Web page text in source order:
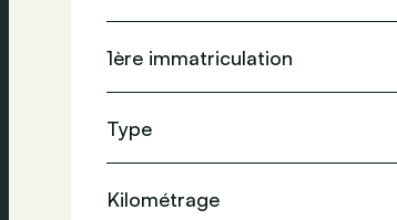
1ère immatriculation
Type
Kilométrage